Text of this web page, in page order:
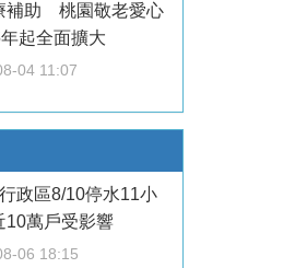
補助 桃園敬老愛心
起全面擴大
04 11:07
政區8/10停水11小
萬戶受影響
06 18:15